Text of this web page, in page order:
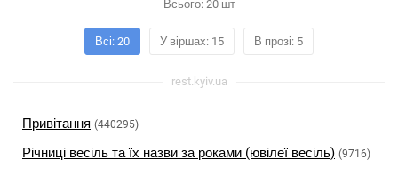
Всього: 20шт
Всі: 20 У віршах: 15 В прозі: 5
rest.kyiv.ua
Привітання (440295)
Річниці весіль та їх назви за роками (ювілеї весіль) (9716)